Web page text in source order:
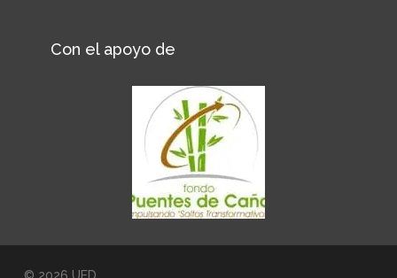
Con el apoyo de